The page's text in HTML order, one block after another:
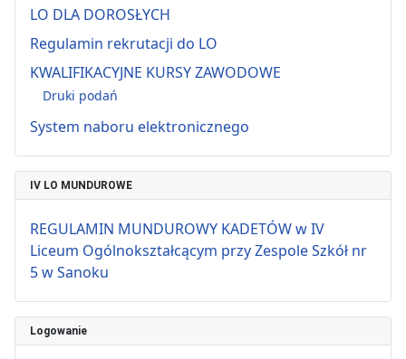
LO DLA DOROSŁYCH
Regulamin rekrutacji do LO
KWALIFIKACYJNE KURSY ZAWODOWE
Druki podań
System naboru elektronicznego
IV LO MUNDUROWE
REGULAMIN MUNDUROWY KADETÓW w IV
Liceum Ogólnokształcącym przy Zespole Szkół nr
5 w Sanoku
Logowanie